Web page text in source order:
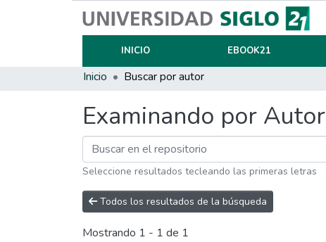
INICIO EBOOK21
Inicio Buscar por autor
Examinando por Autor
Seleccione resultados tecleando las primeras letras
Todos los resultados de la búsqueda
Mostrando 1 - 1 de 1